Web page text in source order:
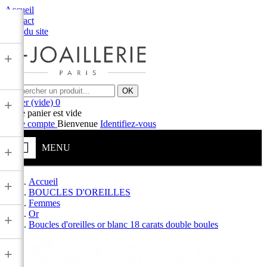
Accueil
Contact
Plan du site
OK
Panier (vide) 0
Votre panier est vide
Votre compte Bienvenue Identifiez-vous
MENU
+
+
+
+
+
+
Accueil
BOUCLES D'OREILLES
Femmes
Or
Boucles d'oreilles or blanc 18 carats double boules